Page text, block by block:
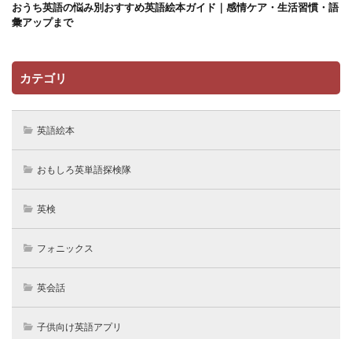
おうち英語の悩み別おすすめ英語絵本ガイド｜感情ケア・生活習慣・語
彙アップまで
カテゴリ
英語絵本
おもしろ英単語探検隊
英検
フォニックス
英会話
子供向け英語アプリ